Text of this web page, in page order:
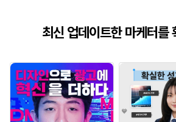
최신 업데이트한 마케터를